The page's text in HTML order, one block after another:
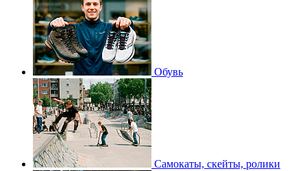
Обувь
Самокаты, скейты, ролики